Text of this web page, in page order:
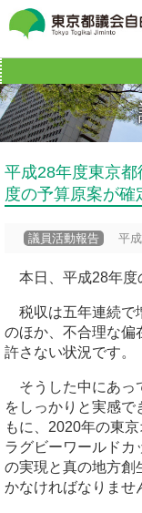
平成28年度東京
度の予算原案が
議員活動報告 平
本日、平成28年度
税収は五年連続で
のほか、不合理な偏
許さない状況です。
そうした中にあっ
をしっかりと実感で
もに、2020年の東
ラグビーワールドカ
の実現と真の地方創
かなければなりませ